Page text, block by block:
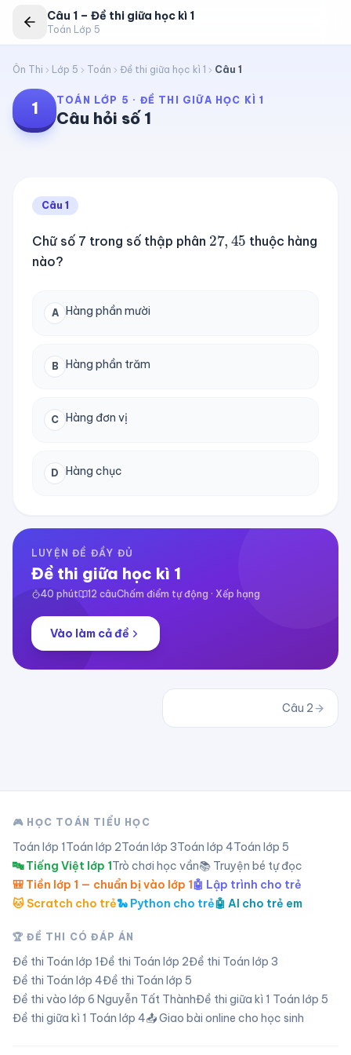
Câu 1 – Đề thi giữa học kì 1
Toán Lớp 5
Ôn Thi Lớp 5 Toán Đề thi giữa học kì 1 Câu 1
1 TOÁN LỚP 5 · ĐỀ THI GIỮA HỌC KÌ 1
Câu hỏi số 1
Câu 1
Chữ số 7 trong số thập phân
thuộc hàng
nào?
A Hàng phần mười
B Hàng phần trăm
C Hàng đơn vị
D Hàng chục
LUYỆN ĐỀ ĐẦY ĐỦ
Đề thi giữa học kì 1
40 phút 12 câuChấm điểm tự động · Xếp hạng
Vào làm cả đề
Câu 2
🎮 HỌC TOÁN TIỂU HỌC
Toán lớp 1Toán lớp 2Toán lớp 3Toán lớp 4Toán lớp 5
🔤 Tiếng Việt lớp 1Trò chơi học vần📚 Truyện bé tự đọc
🎒 Tiền lớp 1 — chuẩn bị vào lớp 1🤖 Lập trình cho trẻ
🐱 Scratch cho trẻ🐍 Python cho trẻ🤖 AI cho trẻ em
🏆 ĐỀ THI CÓ ĐÁP ÁN
Đề thi Toán lớp 1Đề thi Toán lớp 2Đề thi Toán lớp 3
Đề thi Toán lớp 4Đề thi Toán lớp 5
Đề thi vào lớp 6 Nguyễn Tất ThànhĐề thi giữa kì 1 Toán lớp 5
Đề thi giữa kì 1 Toán lớp 4📤 Giao bài online cho học sinh